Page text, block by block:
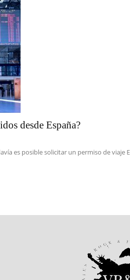
desde España?
es posible solicitar un permiso de viaje